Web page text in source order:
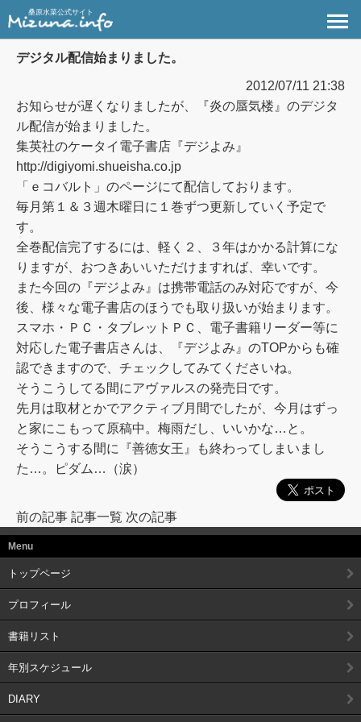
桑原水菜公式サイト
デジタル配信始まりました。
2012/07/11 21:38
お知らせが遅くなりましたが、『炎の蜃気楼』のデジタ
ル配信が始まりました。
集英社のケータイ電子書店『デジよみ』
http://digiyomi.shueisha.co.jp
「ｅコバルト」のページにて配信しております。
毎月第１＆３週木曜日に１巻ずつ更新していく予定で
す。
全巻配信完了するには、軽く２、３年はかかる計算にな
りますが、おつきあいいただけますれば、幸いです。
また今回の『デジよみ』は携帯電話のみ対応ですが、今
後、様々な電子書店のほうでも取り扱いが始まります。
スマホ・ＰＣ・タブレットＰＣ、電子書籍リーダー等に
対応した電子書店さんは、『デジよみ』のTOPからも確
認できますので、チェックしてみてくださいね。
そうこうしてる間にアヴァルスの発売日です。
先月は取材とかでアクティブ月間でしたが、今月はずっ
と家にこもって原稿中。梅雨だし、いいかな…と。
そうこうする間に『善徳女王』も終わってしまいまし
た…。ピダム…（涙）
前の記事 記事一覧 次の記事
Menu
トップページ
プロフィール
書籍リスト
年別スケジュール
DIARY